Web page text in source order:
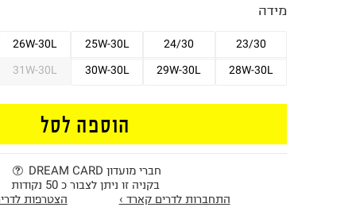
מידה
23/30
24/30
25W-30L
26W-30L
28W-30L
29W-30L
30W-30L
31W-30L
הוספה לסל
חברי מועדון DREAM CARD
בקניה זו ניתן לצבור כ 50 נקודות
התחברות לדרים קארד ›
הצטרפות